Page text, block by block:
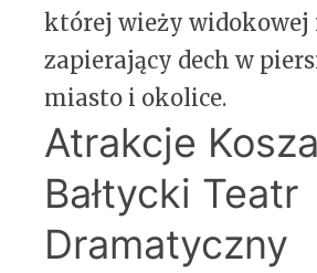
której wieży widokowej
zapierający dech w
miasto i okolice.
Atrakcje
Bałtycki Teatr
Dramatyczny